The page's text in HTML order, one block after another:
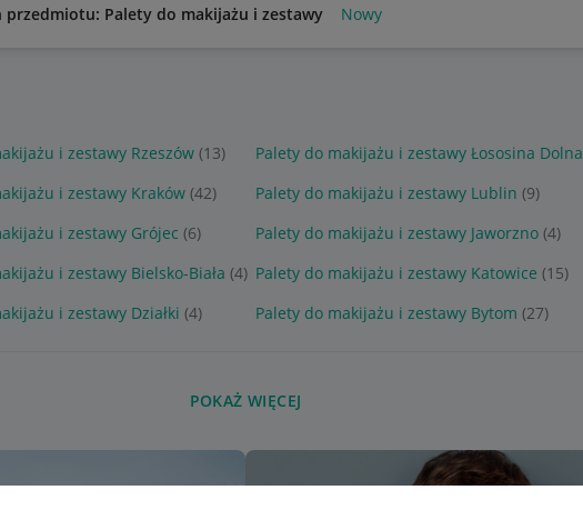
przedmiotu: Palety do makijażu i zestawy Nowy
i zestawy Rzeszów (13) Palety do makijażu i zestawy Łososina Dolna
i zestawy Kraków (42) Palety do makijażu i zestawy Lublin (9)
i zestawy Grójec (6) Palety do makijażu i zestawy Jaworzno (4)
i zestawy Bielsko-Biała (4) Palety do makijażu i zestawy Katowice (15)
i zestawy Działki (4) Palety do makijażu i zestawy Bytom (27)
POKAŻ WIĘCEJ